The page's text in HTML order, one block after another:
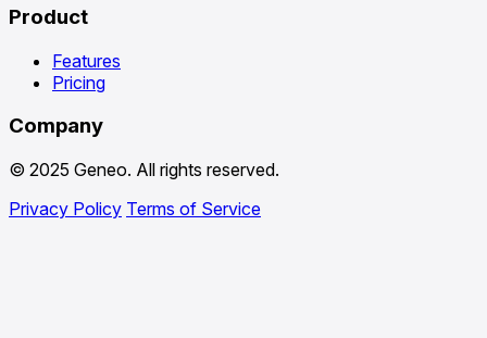
Product
Features
Pricing
Company
© 2025 Geneo. All rights reserved.
Privacy Policy Terms of Service